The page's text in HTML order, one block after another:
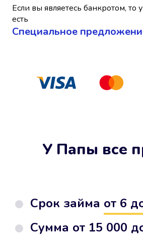
Если вы являетесь банкротом, то
есть
Cпециальное
У Папы все
Срок займа от 6
Сумма от 15 000